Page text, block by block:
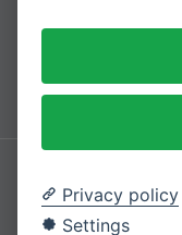
field
© 2026 Cozique
Privacy policy
Settings